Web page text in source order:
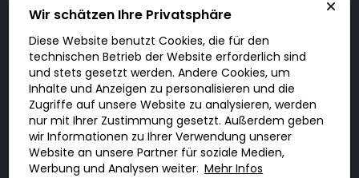
Doktorabc.com ist eine Vermittlungsplattform. Doktorabc ist ausdrücklich
keine Internetapotheke. Doktorabc bietet keine Medikamente oder
sonstige Produkte an oder liefert diese. Jegliche Informationen zu
Produkten, Medikamenten und Preisen auf der Internetseite beinhalten
kein Angebot von Doktorabc an Sie. Für die Einhaltung der in Ihrem Land
geltenden Gesetze und sonstigen Rechtsvorschriften sind Sie als Nutzer
selbst verantwortlich. Die Nutzung unseres Services auf Doktorabc durch
Sie erfolgt auf eigenes Risiko und in eigener Verantwortung. Sie erklären,
diese Internetseite aus eigener Initiative zu besuchen und zu nutzen.
Wir schätzen Ihre Privatsphäre
Diese Website benutzt Cookies, die für den
technischen Betrieb der Website erforderlich sind
und stets gesetzt werden. Andere Cookies, um
Inhalte und Anzeigen zu personalisieren und die
Zugriffe auf unsere Website zu analysieren, werden
nur mit Ihrer Zustimmung gesetzt. Außerdem geben
wir Informationen zu Ihrer Verwendung unserer
Website an unsere Partner für soziale Medien,
Werbung und Analysen weiter. Mehr Infos